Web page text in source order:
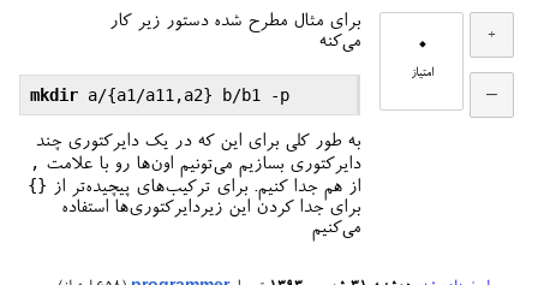
0
امتیاز
برای مثال مطرح شده دستور زیر کار
می‌کنه
mkdir
به طور کلی برای این که در یک دایرکتوری چند
دایرکتوری بسازیم می‌تونیم اون‌ها رو با علامت ,
از هم جدا کنیم. برای ترکیب‌های پیچیده‌تر از {}
برای جدا کردن این زیردایرکتوری‌ها استفاده
می‌کنیم